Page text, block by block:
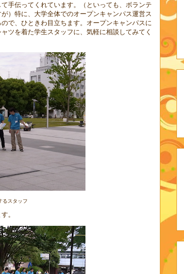
手伝ってくれています。（といっても、ボランテ
）特に、大学全体でのオープンキャンパス運営ス
で、ひときわ目立ちます。オープンキャンパスに
ツを着た学生スタッフに、気軽に相談してみてく
るスタッフ
。